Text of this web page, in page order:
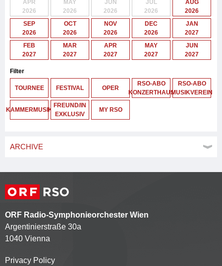
APR
2026
MAY
2026
JUN
2026
JUL
2026
AUG
2026
SEP
2026
OCT
2026
NOV
2026
DEC
2026
JAN
2027
FEB
2027
MAR
2027
APR
2027
MAY
2027
JUN
2027
Filter
TOURNEE FESTIVAL OPER
RSO-ABO
KONZERTHAUS
RSO-ABO
MUSIKVEREIN
KAMMERMUSIK
FREUND/IN
EXKLUSIV
MY RSO
ARCHIVE
ORF Radio-Symphonieorchester Wien
Argentinierstraße 30a
1040 Vienna
Privacy Policy